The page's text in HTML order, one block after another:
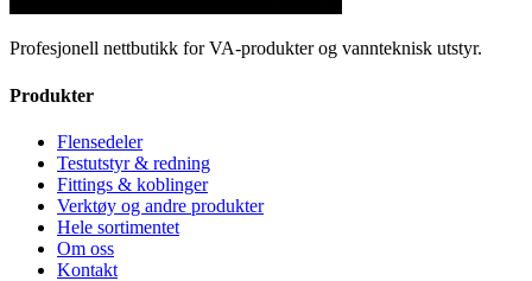
Profesjonell nettbutikk for VA-produkter og vannteknisk utstyr.
Produkter
Flensedeler
Testutstyr & redning
Fittings & koblinger
Verktøy og andre produkter
Hele sortimentet
Om oss
Kontakt